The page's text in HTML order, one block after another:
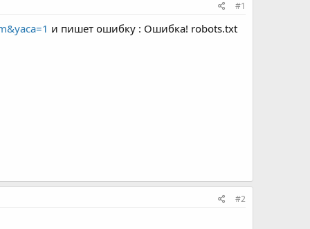
#1
и пишет ошибку : Ошибка! robots.txt
#2